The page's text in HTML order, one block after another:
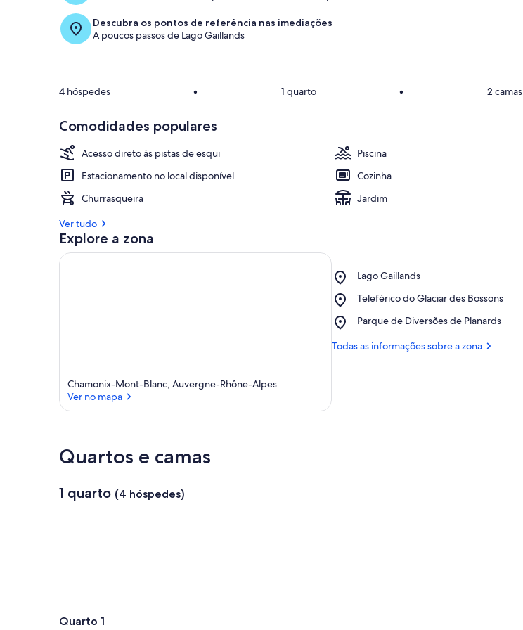
Descubra os pontos de referência nas imediações
A poucos passos de Lago Gaillands
4 hóspedes • 1 quarto • 2 camas
Comodidades populares
Acesso direto às pistas de esqui
Piscina
Estacionamento no local disponível
Cozinha
Churrasqueira
Jardim
Ver tudo
Explore a zona
Chamonix-Mont-Blanc, Auvergne-Rhône-Alpes
Ver no mapa
Lago Gaillands
Place,
Gaillands
Teleférico do Glaciar des Bossons
Place,
do
des
Parque de Diversões de Planards
Place,
de
Todas as informações sobre a zona
Quartos e camas
1 quarto (4 hóspedes)
Quarto 1